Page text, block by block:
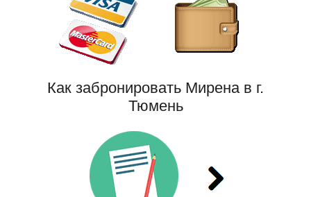
Как забронировать Мирена в г.
Тюмень